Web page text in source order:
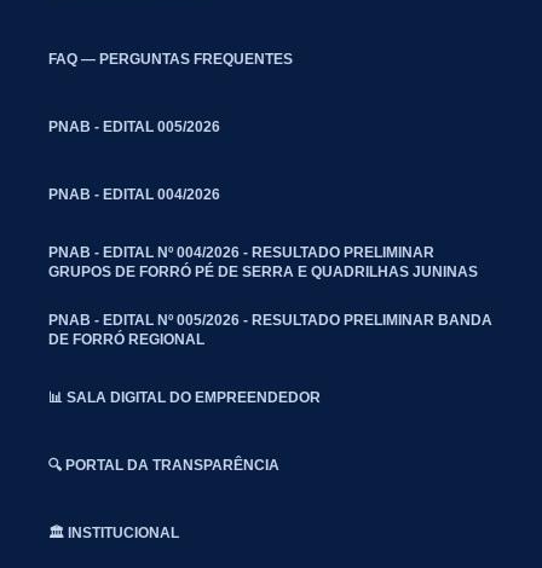
FAQ — PERGUNTAS FREQUENTES
PNAB - EDITAL 005/2026
PNAB - EDITAL 004/2026
PNAB - EDITAL Nº 004/2026 - RESULTADO PRELIMINAR
GRUPOS DE FORRÓ PÉ DE SERRA E QUADRILHAS JUNINAS
PNAB - EDITAL Nº 005/2026 - RESULTADO PRELIMINAR BANDA
DE FORRÓ REGIONAL
📊 SALA DIGITAL DO EMPREENDEDOR
🔍 PORTAL DA TRANSPARÊNCIA
🏛️ INSTITUCIONAL